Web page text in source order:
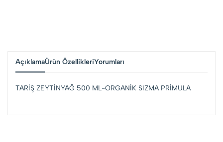
AçıklamaÜrün ÖzellikleriYorumları
TARİŞ ZEYTİNYAĞ 500 ML-ORGANİK SIZMA PRİMULA